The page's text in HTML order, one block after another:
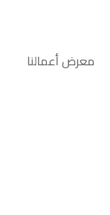
معرض أعمالنا‎‎